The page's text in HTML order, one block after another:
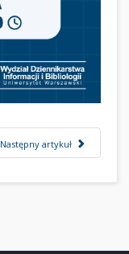
Następny artykuł